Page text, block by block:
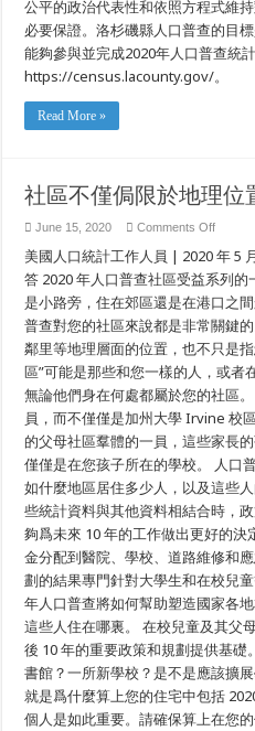
公平的政治代表性和依照方程式維
必要保證。洛杉磯縣人口普查的目
能夠參與並完成2020年人口普查統
https://census.lacounty.gov/。
Read More »
社區不僅侷限於地理位
June 15, 2020 Comments Offon
區
不
僅
侷
限
於
地
理
位
置
美國人口統計工作人員 | 2020 年 5
答 2020 年人口普查社區受益系列
是小路旁，住在郊區還是在港口之
普查對您的社區來說都是非常關鍵
鄰里等地理層面的位置，也不只是
區”可能是那些和您一樣的人，或者
無論他們身在何處都屬於您的社區
員，而不僅僅是加州大學 Irvine 校
的父母社區羣體的一員，這些家長
僅僅是在您孩子所在的學校。 人口
如什麼地區居住多少人，以及這些
些統計資料與其他資料相結合時，
夠爲未來 10 年的工作做出更好的
金分配到醫院、學校、道路維修和
劃的結果專門針對大學生和在校兒
年人口普查將如何幫助塑造國家各
這些人住在哪裏。 在校兒童及其父
後 10 年的重要政策和規劃提供基
書館？一所新學校？是不是應該擴
就是爲什麼算上您的住宅中包括
個人是如此重要。請確保算上在您